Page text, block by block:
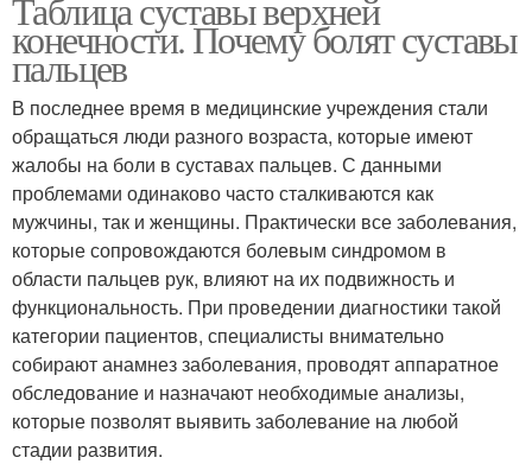
конечности. Почему болят суставы
пальцев
В последнее время в медицинские учреждения стали
обращаться люди разного возраста, которые имеют
жалобы на боли в суставах пальцев. С данными
проблемами одинаково часто сталкиваются как
мужчины, так и женщины. Практически все заболевания,
которые сопровождаются болевым синдромом в
области пальцев рук, влияют на их подвижность и
функциональность. При проведении диагностики такой
категории пациентов, специалисты внимательно
собирают анамнез заболевания, проводят аппаратное
обследование и назначают необходимые анализы,
которые позволят выявить заболевание на любой
стадии развития.